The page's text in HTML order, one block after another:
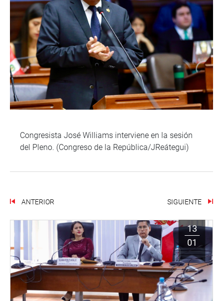
Congresista José Williams interviene en la sesión
del Pleno. (Congreso de la República/JReátegui)
ANTERIOR SIGUIENTE
13
01